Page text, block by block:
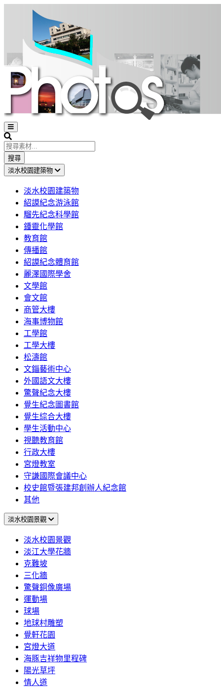
Open
sidebar
Search
搜尋
淡水校園建築物
淡水校園建築物
紹謨紀念游泳館
騮先紀念科學館
鍾靈化學館
教育館
傳播館
紹謨紀念體育館
麗澤國際學舍
文學館
會文館
商管大樓
海事博物館
工學館
工學大樓
松濤館
文錙藝術中心
外國語文大樓
驚聲紀念大樓
覺生紀念圖書館
覺生綜合大樓
學生活動中心
視聽教育館
行政大樓
宮燈教室
守謙國際會議中心
校史館暨張建邦創辦人紀念館
其他
淡水校園景觀
淡水校園景觀
淡江大學花牆
克難坡
三化牆
驚聲銅像廣場
運動場
球場
地球村雕塑
覺軒花園
宮燈大道
海豚吉祥物里程碑
陽光草坪
情人道